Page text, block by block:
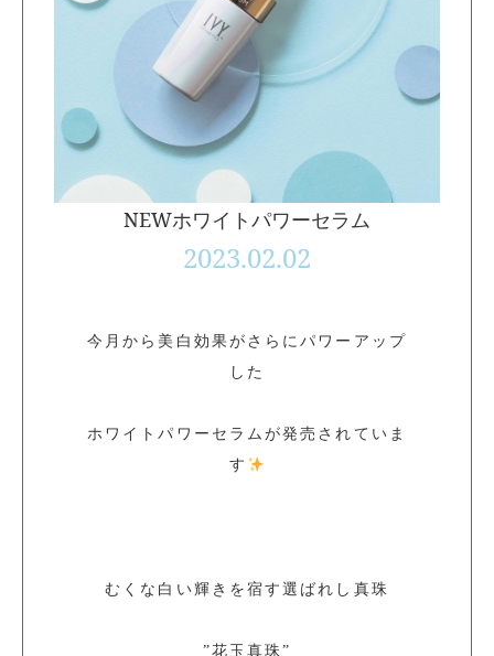
NEWホワイトパワーセラム
2023.02.02
今月から美白効果がさらにパワーアップ
した
ホワイトパワーセラムが発売されていま
す
むくな白い輝きを宿す選ばれし真珠
”花玉真珠”